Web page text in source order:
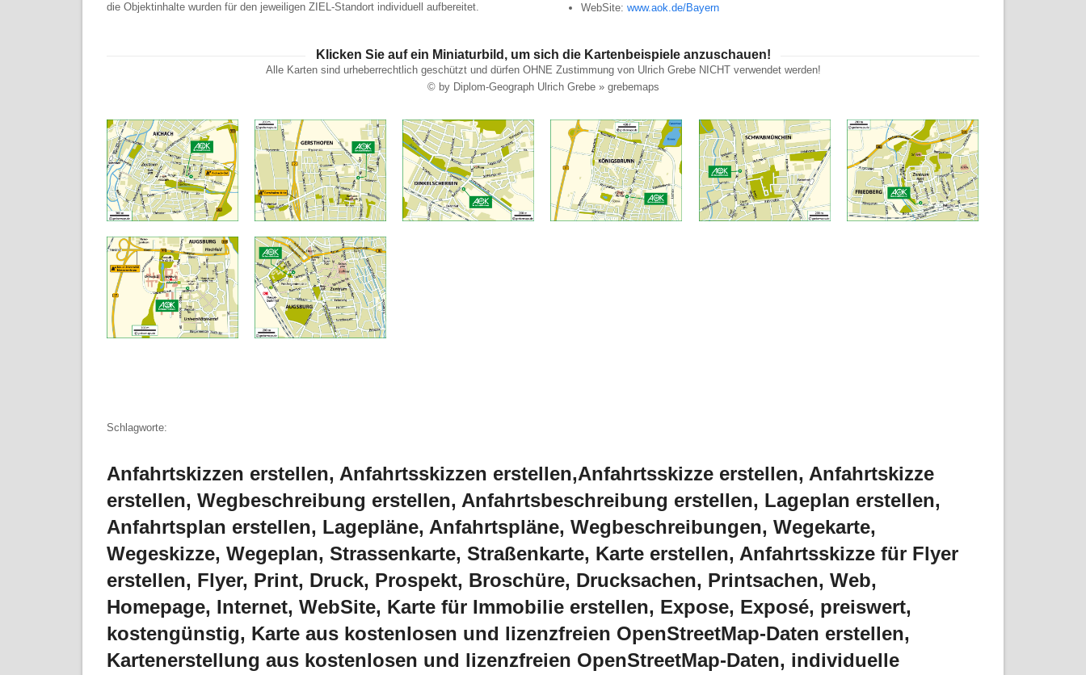
die Objektinhalte wurden für den jeweiligen ZIEL-Standort individuell aufbereitet.
WebSite: www.aok.de/Bayern
Klicken Sie auf ein Miniaturbild, um sich die Kartenbeispiele anzuschauen!
Alle Karten sind urheberrechtlich geschützt und dürfen OHNE Zustimmung von Ulrich Grebe NICHT verwendet werden!
© by Diplom-Geograph Ulrich Grebe » grebemaps
Schlagworte:
Anfahrtskizzen erstellen, Anfahrtsskizzen erstellen,Anfahrtsskizze erstellen, Anfahrtskizze
erstellen, Wegbeschreibung erstellen, Anfahrtsbeschreibung erstellen, Lageplan erstellen,
Anfahrtsplan erstellen, Lagepläne, Anfahrtspläne, Wegbeschreibungen, Wegekarte,
Wegeskizze, Wegeplan, Strassenkarte, Straßenkarte, Karte erstellen, Anfahrtsskizze für Flyer
erstellen, Flyer, Print, Druck, Prospekt, Broschüre, Drucksachen, Printsachen, Web,
Homepage, Internet, WebSite, Karte für Immobilie erstellen, Expose, Exposé, preiswert,
kostengünstig, Karte aus kostenlosen und lizenzfreien OpenStreetMap-Daten erstellen,
Kartenerstellung aus kostenlosen und lizenzfreien OpenStreetMap-Daten, individuelle